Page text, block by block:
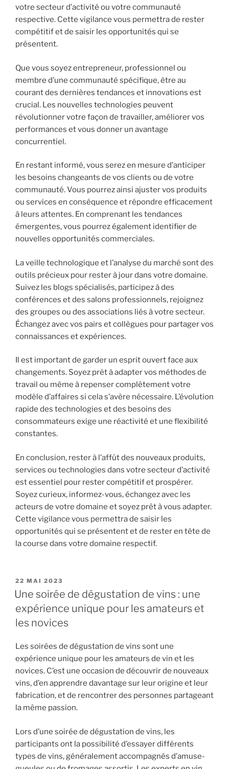
votre secteur d’activité ou votre communauté
respective. Cette vigilance vous permettra de rester
compétitif et de saisir les opportunités qui se
présentent.
Que vous soyez entrepreneur, professionnel ou
membre d’une communauté spécifique, être au
courant des dernières tendances et innovations est
crucial. Les nouvelles technologies peuvent
révolutionner votre façon de travailler, améliorer vos
performances et vous donner un avantage
concurrentiel.
En restant informé, vous serez en mesure d’anticiper
les besoins changeants de vos clients ou de votre
communauté. Vous pourrez ainsi ajuster vos produits
ou services en conséquence et répondre efficacement
à leurs attentes. En comprenant les tendances
émergentes, vous pourrez également identifier de
nouvelles opportunités commerciales.
La veille technologique et l’analyse du marché sont des
outils précieux pour rester à jour dans votre domaine.
Suivez les blogs spécialisés, participez à des
conférences et des salons professionnels, rejoignez
des groupes ou des associations liés à votre secteur.
Échangez avec vos pairs et collègues pour partager vos
connaissances et expériences.
Il est important de garder un esprit ouvert face aux
changements. Soyez prêt à adapter vos méthodes de
travail ou même à repenser complètement votre
modèle d’affaires si cela s’avère nécessaire. L’évolution
rapide des technologies et des besoins des
consommateurs exige une réactivité et une flexibilité
constantes.
En conclusion, rester à l’affût des nouveaux produits,
services ou technologies dans votre secteur d’activité
est essentiel pour rester compétitif et prospérer.
Soyez curieux, informez-vous, échangez avec les
acteurs de votre domaine et soyez prêt à vous adapter.
Cette vigilance vous permettra de saisir les
opportunités qui se présentent et de rester en tête de
la course dans votre domaine respectif.
PUBLIÉ
LE
22 MAI 2023
Une soirée de dégustation de vins : une
expérience unique pour les amateurs et
les novices
Les soirées de dégustation de vins sont une
expérience unique pour les amateurs de vin et les
novices. C’est une occasion de découvrir de nouveaux
vins, d’en apprendre davantage sur leur origine et leur
fabrication, et de rencontrer des personnes partageant
la même passion.
Lors d’une soirée de dégustation de vins, les
participants ont la possibilité d’essayer différents
types de vins, généralement accompagnés d’amuse-